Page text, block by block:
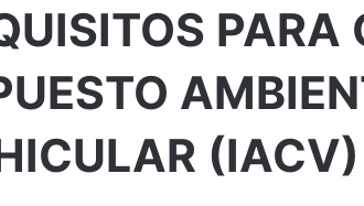
PARA